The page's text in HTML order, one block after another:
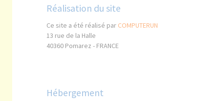
Réalisation du site
Ce site a été réalisé par COMPUTERUN
13 rue de la Halle
40360 Pomarez - FRANCE
Hébergement